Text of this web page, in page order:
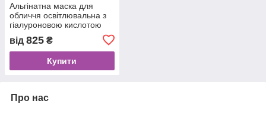
Альгінатна маска для
обличчя освітлювальна з
гіалуроновою кислотою
Alginmask
від 825 ₴
Купити
Про нас